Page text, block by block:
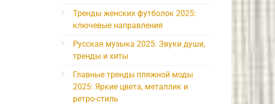
Тренды женских футболок 2025:
ключевые направления
Русская музыка 2025: Звуки души,
тренды и хиты
Главные тренды пляжной моды
2025: Яркие цвета, металлик и
ретро-стиль